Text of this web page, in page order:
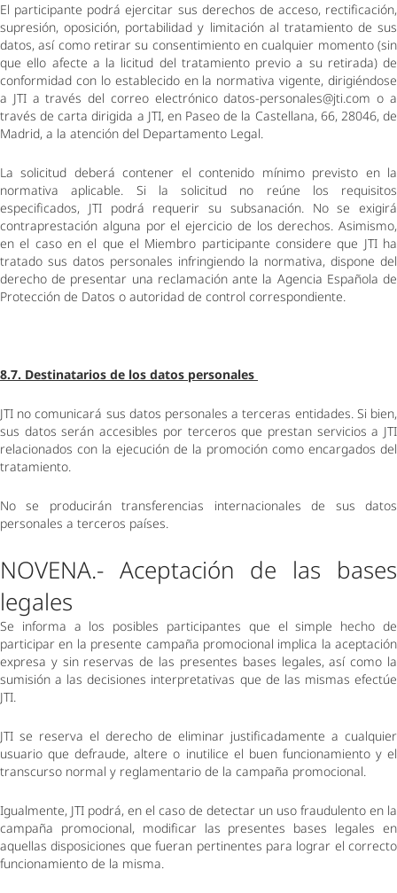
El participante podrá ejercitar sus derechos de acceso, rectificación,
supresión, oposición, portabilidad y limitación al tratamiento de sus
datos, así como retirar su consentimiento en cualquier momento (sin
que ello afecte a la licitud del tratamiento previo a su retirada) de
conformidad con lo establecido en la normativa vigente, dirigiéndose
a JTI a través del correo electrónico datos-personales@jti.com o a
través de carta dirigida a JTI, en Paseo de la Castellana, 66, 28046, de
Madrid, a la atención del Departamento Legal.
La solicitud deberá contener el contenido mínimo previsto en la
normativa aplicable. Si la solicitud no reúne los requisitos
especificados, JTI podrá requerir su subsanación. No se exigirá
contraprestación alguna por el ejercicio de los derechos. Asimismo,
en el caso en el que el Miembro participante considere que JTI ha
tratado sus datos personales infringiendo la normativa, dispone del
derecho de presentar una reclamación ante la Agencia Española de
Protección de Datos o autoridad de control correspondiente.
8.7. Destinatarios de los datos personales
JTI no comunicará sus datos personales a terceras entidades. Si bien,
sus datos serán accesibles por terceros que prestan servicios a JTI
relacionados con la ejecución de la promoción como encargados del
tratamiento.
No se producirán transferencias internacionales de sus datos
personales a terceros países.
NOVENA.- Aceptación de las bases
legales
Se informa a los posibles participantes que el simple hecho de
participar en la presente campaña promocional implica la aceptación
expresa y sin reservas de las presentes bases legales, así como la
sumisión a las decisiones interpretativas que de las mismas efectúe
JTI.
JTI se reserva el derecho de eliminar justificadamente a cualquier
usuario que defraude, altere o inutilice el buen funcionamiento y el
transcurso normal y reglamentario de la campaña promocional.
Igualmente, JTI podrá, en el caso de detectar un uso fraudulento en la
campaña promocional, modificar las presentes bases legales en
aquellas disposiciones que fueran pertinentes para lograr el correcto
funcionamiento de la misma.